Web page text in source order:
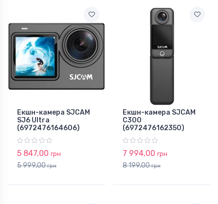
Екшн-камера SJCAM
SJ6 Ultra
(6972476164606)
5 847,00 грн
5 999,00грн
Екшн-камера SJCAM
C300
(6972476162350)
7 994,00 грн
8 199,00грн